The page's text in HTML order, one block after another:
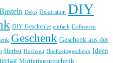
Deko Dekoration DIY
DIY Geschenke einfach Erdbeeren
Geschenk Geschenk aus der
Herbst Hochzeit Hochzeitsgeschenk Ideen
Muttertagsgeschenk